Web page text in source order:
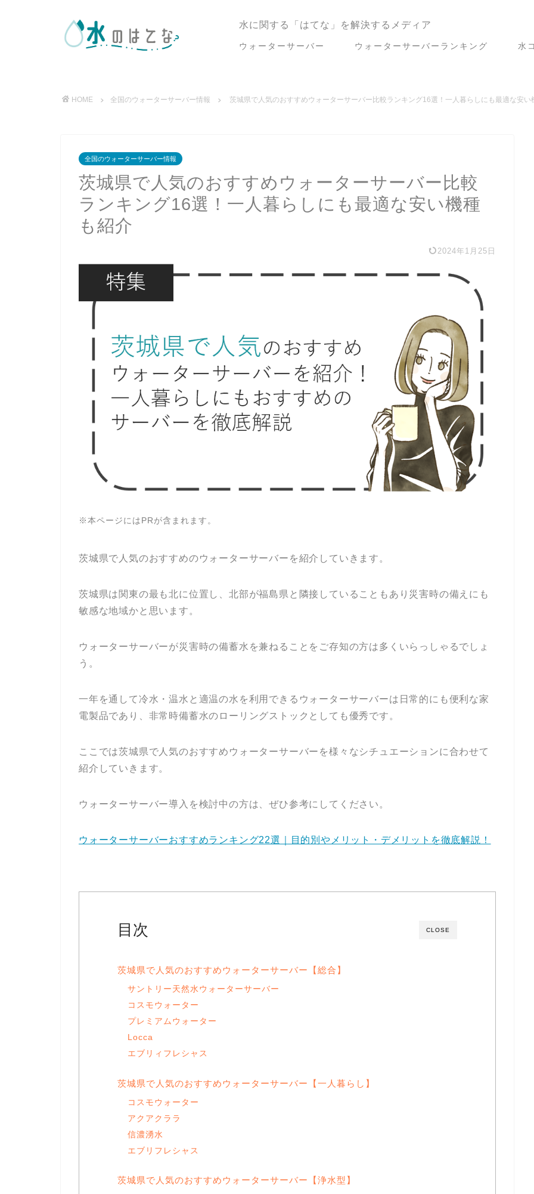
水に関する「はてな」を解決するメディア
ウォーターサーバー ウォーターサーバーランキング 水
HOME 全国のウォーターサーバー情報 茨城県で人気のおすすめウォーターサーバー比較ランキング16選！一人暮らしにも最適な安い
全国のウォーターサーバー情報
茨城県で人気のおすすめウォーターサーバー比較
ランキング16選！一人暮らしにも最適な安い機種
も紹介
2024年1月25日
※本ページにはPRが含まれます。
茨城県で人気のおすすめのウォーターサーバーを紹介していきます。
茨城県は関東の最も北に位置し、北部が福島県と隣接していることもあり災害時の備えにも
敏感な地域かと思います。
ウォーターサーバーが災害時の備蓄水を兼ねることをご存知の方は多くいらっしゃるでしょ
う。
一年を通して冷水・温水と適温の水を利用できるウォーターサーバーは日常的にも便利な家
電製品であり、非常時備蓄水のローリングストックとしても優秀です。
ここでは茨城県で人気のおすすめウォーターサーバーを様々なシチュエーションに合わせて
紹介していきます。
ウォーターサーバー導入を検討中の方は、ぜひ参考にしてください。
ウォーターサーバーおすすめランキング22選｜目的別やメリット・デメリットを徹底解説！
CLOSE
目次
茨城県で人気のおすすめウォーターサーバー【総合】
サントリー天然水ウォーターサーバー
コスモウォーター
プレミアムウォーター
Locca
エブリィフレシャス
茨城県で人気のおすすめウォーターサーバー【一人暮らし】
コスモウォーター
アクアクララ
信濃湧水
エブリフレシャス
茨城県で人気のおすすめウォーターサーバー【浄水型】